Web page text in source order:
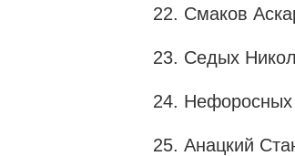
22. Смаков
23. Седых
24.
25. Анацкий